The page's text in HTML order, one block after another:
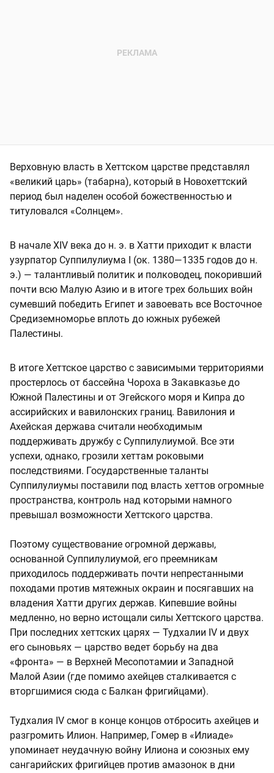
Верховную власть в Хеттском царстве представлял
«великий царь» (табарна), который в Новохеттский
период был наделен особой божественностью и
титуловался «Солнцем».
В начале XIV века до н. э. в Хатти приходит к власти
узурпатор Суппилулиума I (ок. 1380—1335 годов до н.
э.) — талантливый политик и полководец, покоривший
почти всю Малую Азию и в итоге трех больших войн
сумевший победить Египет и завоевать все Восточное
Средиземноморье вплоть до южных рубежей
Палестины.
В итоге Хеттское царство с зависимыми территориями
простерлось от бассейна Чороха в Закавказье до
Южной Палестины и от Эгейского моря и Кипра до
ассирийских и вавилонских границ. Вавилония и
Ахейская держава считали необходимым
поддерживать дружбу с Суппилулиумой. Все эти
успехи, однако, грозили хеттам роковыми
последствиями. Государственные таланты
Суппилулиумы поставили под власть хеттов огромные
пространства, контроль над которыми намного
превышал возможности Хеттского царства.
Поэтому существование огромной державы,
основанной Суппилулиумой, его преемникам
приходилось поддерживать почти непрестанными
походами против мятежных окраин и посягавших на
владения Хатти других держав. Кипевшие войны
медленно, но верно истощали силы Хеттского царства.
При последних хеттских царях — Тудхалии IV и двух
его сыновьях — царство ведет борьбу на два
«фронта» — в Верхней Месопотамии и Западной
Малой Азии (где помимо ахейцев сталкивается с
вторгшимися сюда с Балкан фригийцами).
Тудхалия IV смог в конце концов отбросить ахейцев и
разгромить Илион. Например, Гомер в «Илиаде»
упоминает неудачную войну Илиона и союзных ему
сангарийских фригийцев против амазонок в дни